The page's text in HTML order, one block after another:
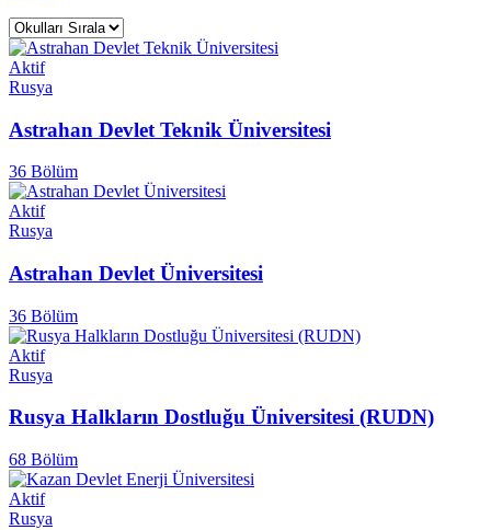
Aktif
Rusya
Astrahan Devlet Teknik Üniversitesi
36 Bölüm
Aktif
Rusya
Astrahan Devlet Üniversitesi
36 Bölüm
Aktif
Rusya
Rusya Halkların Dostluğu Üniversitesi (RUDN)
68 Bölüm
Aktif
Rusya